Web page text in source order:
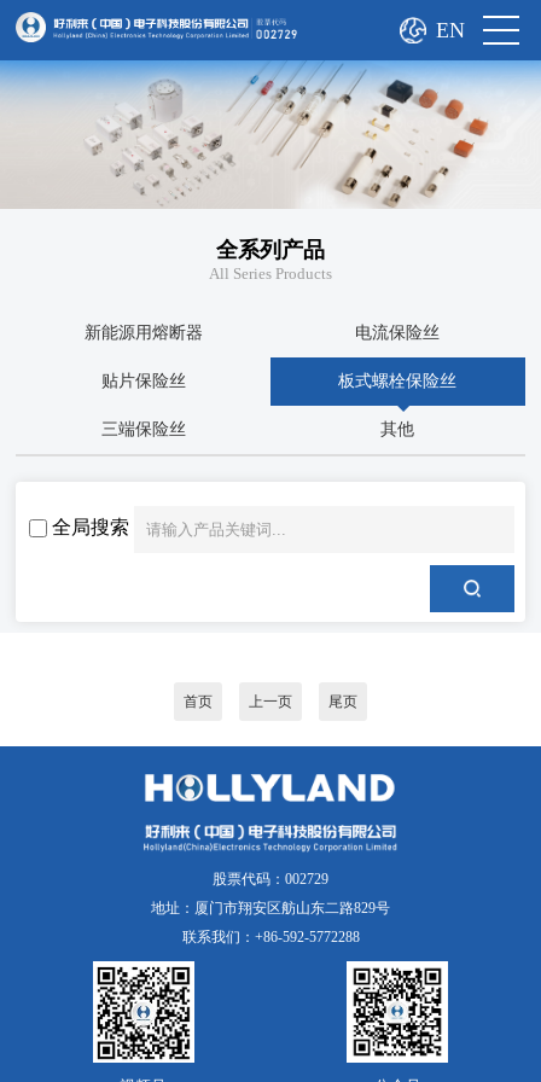
EN
全系列产品
All Series Products
新能源用熔断器 电流保险丝
贴片保险丝 板式螺栓保险丝
三端保险丝 其他
全局搜索
首页 上一页 尾页
股票代码：002729
地址：厦门市翔安区舫山东二路829号
联系我们：+86-592-5772288